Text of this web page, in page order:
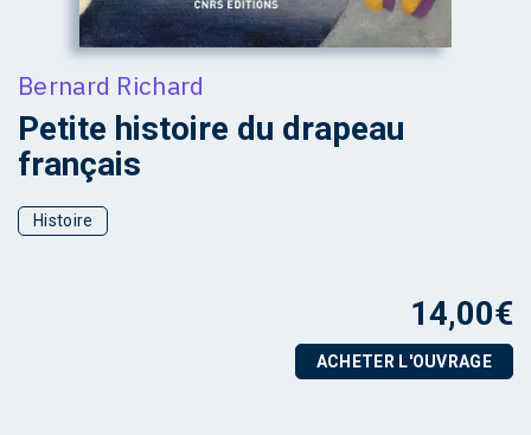
Bernard Richard
Petite histoire du drapeau
français
Histoire
14,00€
ACHETER L'OUVRAGE